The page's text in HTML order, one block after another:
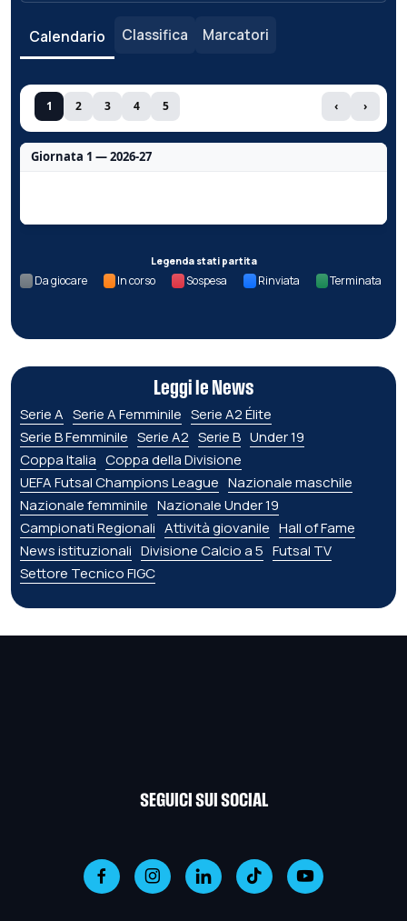
Calendario Classifica Marcatori
1 2 3 4 5 ‹ ›
Giornata 1 — 2026-27
Legenda stati partita
Da giocare In corso Sospesa Rinviata Terminata
Leggi le News
Serie A Serie A Femminile Serie A2 Élite
Serie B Femminile Serie A2 Serie B Under 19
Coppa Italia Coppa della Divisione
UEFA Futsal Champions League Nazionale maschile
Nazionale femminile Nazionale Under 19
Campionati Regionali Attività giovanile Hall of Fame
News istituzionali Divisione Calcio a 5 Futsal TV
Settore Tecnico FIGC
SEGUICI SUI SOCIAL